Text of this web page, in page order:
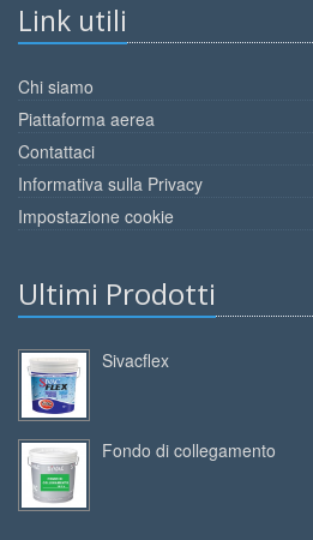
Link utili
Chi siamo
Piattaforma aerea
Contattaci
Informativa sulla Privacy
Impostazione cookie
Ultimi Prodotti
Sivacflex
Fondo di collegamento